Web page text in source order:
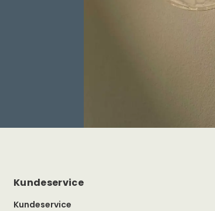
Kundeservice
Kundeservice